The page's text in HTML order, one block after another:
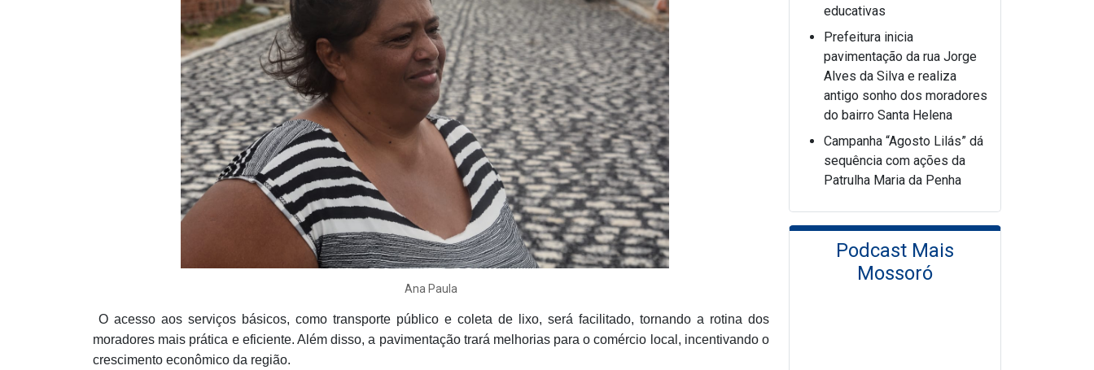
Ana Paula
O acesso aos serviços básicos, como transporte público e coleta de lixo, será facilitado, tornando a rotina dos
moradores mais prática e eficiente. Além disso, a pavimentação trará melhorias para o comércio local, incentivando o
crescimento econômico da região.
educativas
Prefeitura inicia
pavimentação da rua Jorge
Alves da Silva e realiza
antigo sonho dos moradores
do bairro Santa Helena
Campanha “Agosto Lilás” dá
sequência com ações da
Patrulha Maria da Penha
Podcast Mais
Mossoró